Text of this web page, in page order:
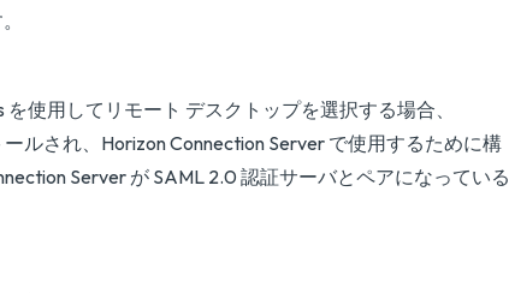
を使用してリモート デスクトップを選択する場合、
ルされ、Horizon Connection Server で使用するために構
Server が SAML 2.0 認証サーバとペアになっている